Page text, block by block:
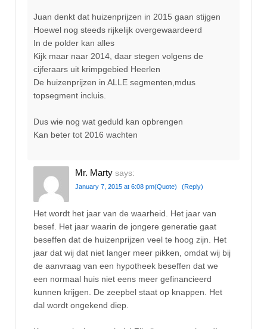
Juan denkt dat huizenprijzen in 2015 gaan stijgen
Hoewel nog steeds rijkelijk overgewaardeerd
In de polder kan alles
Kijk maar naar 2014, daar stegen volgens de
cijferaars uit krimpgebied Heerlen
De huizenprijzen in ALLE segmenten,mdus
topsegment incluis.
Dus wie nog wat geduld kan opbrengen
Kan beter tot 2016 wachten
Mr. Marty says:
January 7, 2015 at 6:08 pm(Quote) (Reply)
Het wordt het jaar van de waarheid. Het jaar van
besef. Het jaar waarin de jongere generatie gaat
beseffen dat de huizenprijzen veel te hoog zijn. Het
jaar dat wij dat niet langer meer pikken, omdat wij bij
de aanvraag van een hypotheek beseffen dat we
een normaal huis niet eens meer gefinancieerd
kunnen krijgen. De zeepbel staat op knappen. Het
dal wordt ongekend diep.